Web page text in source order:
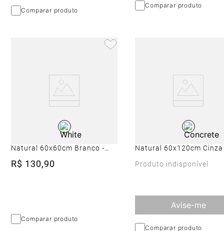
Comparar produto
Comparar produto
Porcelanato Cimentício
Natural 60x60cm Branco -
Portinari York Wh Nat
Esmaltado Retificado
R$ 130,90
Comparar produto
Porcelanato Cimentício
Natural 60x120cm
Esmaltado Retificado
Produto indisponível
Avise-me
Comparar produto